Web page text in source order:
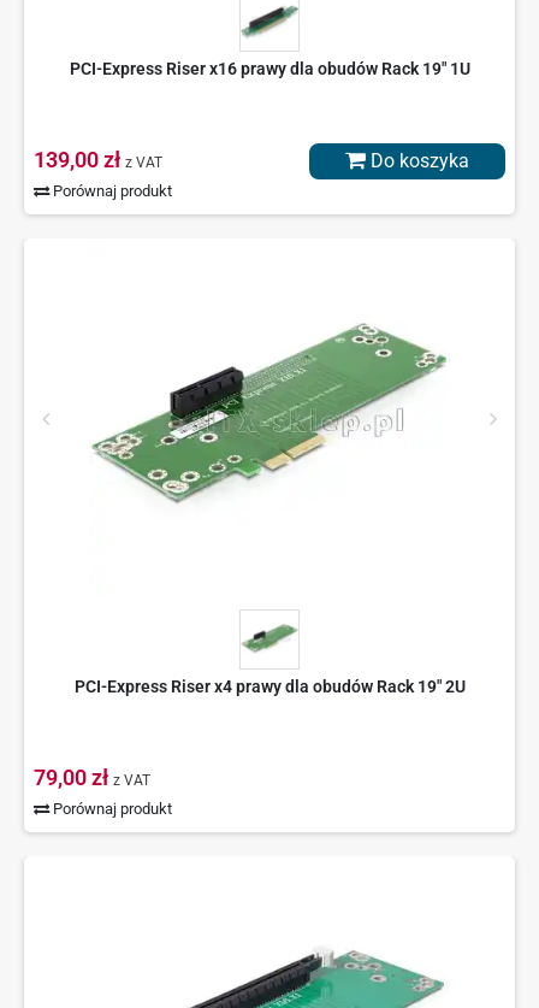
PCI-Express Riser x16 prawy dla obudów Rack 19" 1U
139,00 zł z VAT
Porównaj produkt
Do koszyka
PCI-Express Riser x4 prawy dla obudów Rack 19" 2U
79,00 zł z VAT
Porównaj produkt